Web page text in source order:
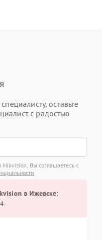
оставьте
с радостью
Hikvision, Вы соглашаетесь с
в Ижевске: